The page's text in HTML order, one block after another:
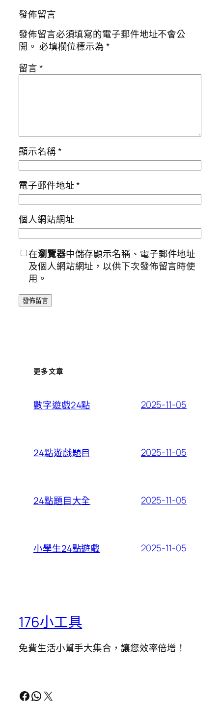
發佈留言
發佈留言必須填寫的電子郵件地址不會公
開。 必填欄位標示為*
留言*
顯示名稱*
電子郵件地址*
個人網站網址
在瀏覽器中儲存顯示名稱、電子郵件地址
及個人網站網址，以供下次發佈留言時使
用。
更多文章
數字遊戲24點 2025-11-05
24點遊戲題目 2025-11-05
24點題目大全 2025-11-05
小學生24點遊戲 2025-11-05
176小工具
免費生活小幫手大集合，讓您效率倍增！
Facebook
WhatsApp
X